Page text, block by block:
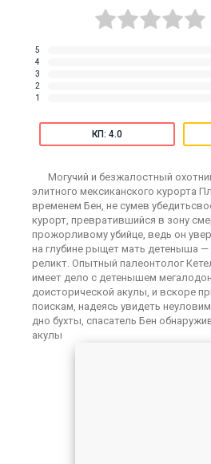
5
4
3
2
1
КП: 4.0
Могучий и безжалостный
элитного мексиканского курорта
временем Бен, не сумев
курорт, превратившийся в зону
прожорливому убийце, ведь он
на глубине рыщет мать детеныша —
реликт. Опытный палеонтолог
имеет дело с детенышем
доисторической акулы, и вскоре
поискам, надеясь увидеть
дно бухты, спасатель Бен
акулы